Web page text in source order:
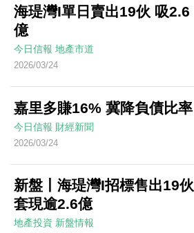
海瑅灣I單日賣出19伙 吸2.6
億
今日信報 地產市道
2026/03/24
嘉里多賺16% 冀降負債比率
今日信報 財經新聞
2026/03/24
新盤丨海瑅灣I招標售出19伙
套現逾2.6億
地產投資 新盤情報